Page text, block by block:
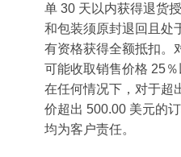
单 30 天以内获得退货
和包装须原封退回且处
有资格获得全额抵扣。
可能收取销售价格 25％
在任何情况下，对于超
价超出 500.00 美元的
均为客户责任。